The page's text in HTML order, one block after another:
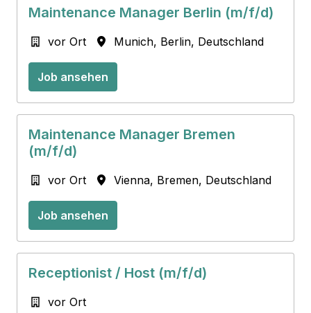
Maintenance Manager Berlin (m/f/d)
vor Ort Munich, Berlin, Deutschland
Job ansehen
Maintenance Manager Bremen
(m/f/d)
vor Ort Vienna, Bremen, Deutschland
Job ansehen
Receptionist / Host (m/f/d)
vor Ort